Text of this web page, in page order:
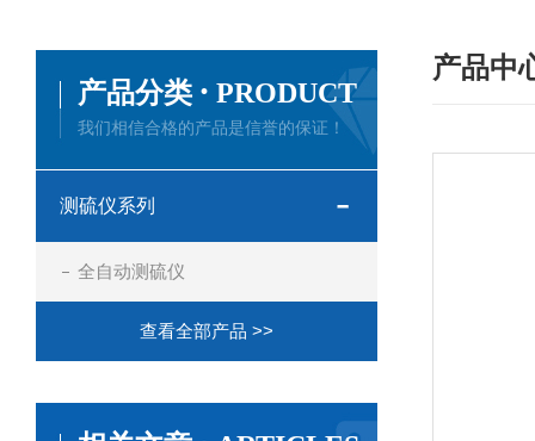
产品中
产品分类 · PRODUCT
我们相信合格的产品是信誉的保证！
测硫仪系列
全自动测硫仪
查看全部产品 >>